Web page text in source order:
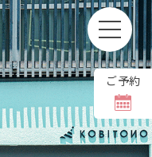
ご予約
ヘアセットをキャン
ただいております。